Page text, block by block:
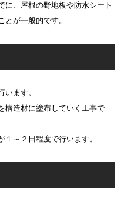
に、屋根の野地板や防水シート
が一般的です。
ます。
構造材に塗布していく工事で
～２日程度で行います。